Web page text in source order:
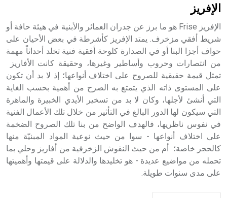
الإفريز
الإفريز Frise هو ما برز عن جدران العمائر والأبنية في هيئة حافة أو
شريط أفقي مزخرف. يمتد الإفريز كأشرطة في بعض الأحيان على
حواف أجزا البنا أو في الصدارة كلوحة أفقية فنية تخلد أحداثاً مهمة
من انتصارات وحروب وأساطير وغيرها، وحقيقة كانت الأفاريز
تمثل قيمة حقيقية للصروح على اختلاف أنواعها؛ إذ لا بد أن تكون
على المستوى ذاته الذي يتمتع به الصرح من أهمية بحسب الغاية
التي أنشئ لأجلها، وكان لا بد من تسخير الأيدي الخبيرة والماهرة
التي سيكون لها الدور البالغ في التأثير من خلال تلك الأعمال الفنية
في نفوس ناظريها، فالهدف الواضح من بنا تلك الصروح الضخمة
على اختلاف أنواعها - سوا من حيث نوعية المواد المبنيّة منها
كالحجر خاصة؛ أم من حيث النقوش الزخرفية من أفاريز وحلي بما
تحمله من مواضيع عديدة - هو تخليدها والدلالة على قيمتها وأهميتها
على مدى سنوات طويلة.